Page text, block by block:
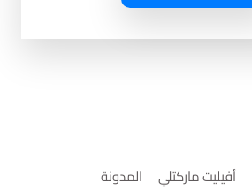
أفيليت ماركتلي المدونة